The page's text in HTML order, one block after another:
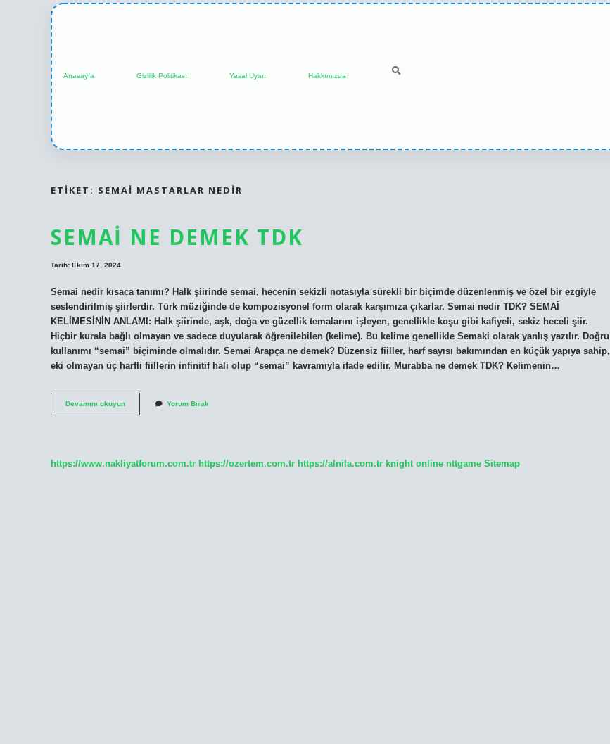
Anasayfa Gizlilik Politikası Yasal Uyarı Hakkımızda
ETIKET: SEMAI MASTARLAR NEDIR
SEMAI NE DEMEK TDK
Tarih: Ekim 17, 2024
Semai nedir kısaca tanımı? Halk şiirinde semai, hecenin sekizli notasıyla sürekli bir biçimde düzenlenmiş ve özel bir ezgiyle
seslendirilmiş şiirlerdir. Türk müziğinde de kompozisyonel form olarak karşımıza çıkarlar. Semai nedir TDK? SEMAİ
KELİMESİNİN ANLAMI: Halk şiirinde, aşk, doğa ve güzellik temalarını işleyen, genellikle koşu gibi kafiyeli, sekiz heceli şiir.
Hiçbir kurala bağlı olmayan ve sadece duyularak öğrenilebilen (kelime). Bu kelime genellikle Semaki olarak yanlış yazılır. Doğru
kullanımı “semai” biçiminde olmalıdır. Semai Arapça ne demek? Düzensiz fiiller, harf sayısı bakımından en küçük yapıya sahip,
eki olmayan üç harfli fiillerin infinitif hali olup “semai” kavramıyla ifade edilir. Murabba ne demek TDK? Kelimenin…
Devamını okuyunSemai
Ne
Yorum Bırak
https://www.nakliyatforum.com.tr https://ozertem.com.tr https://alnila.com.tr knight online nttgame Sitemap